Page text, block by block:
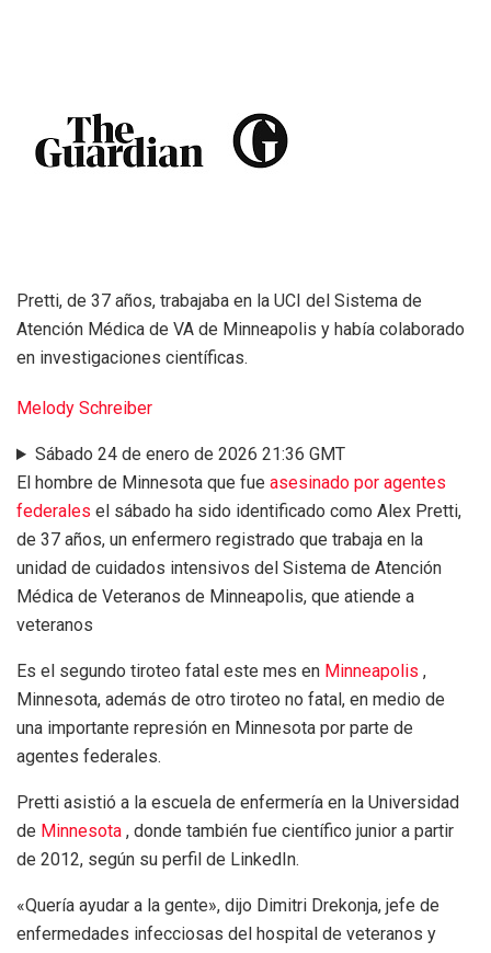
Pretti, de 37 años, trabajaba en la UCI del Sistema de
Atención Médica de VA de Minneapolis y había colaborado
en investigaciones científicas.
Melody Schreiber
Sábado 24 de enero de 2026 21:36 GMT
El hombre de Minnesota que fue asesinado por agentes
federales el sábado ha sido identificado como Alex Pretti,
de 37 años, un enfermero registrado que trabaja en la
unidad de cuidados intensivos del Sistema de Atención
Médica de Veteranos de Minneapolis, que atiende a
veteranos
Es el segundo tiroteo fatal este mes en Minneapolis ,
Minnesota, además de otro tiroteo no fatal, en medio de
una importante represión en Minnesota por parte de
agentes federales.
Pretti asistió a la escuela de enfermería en la Universidad
de Minnesota , donde también fue científico junior a partir
de 2012, según su perfil de LinkedIn.
«Quería ayudar a la gente», dijo Dimitri Drekonja, jefe de
enfermedades infecciosas del hospital de veteranos y